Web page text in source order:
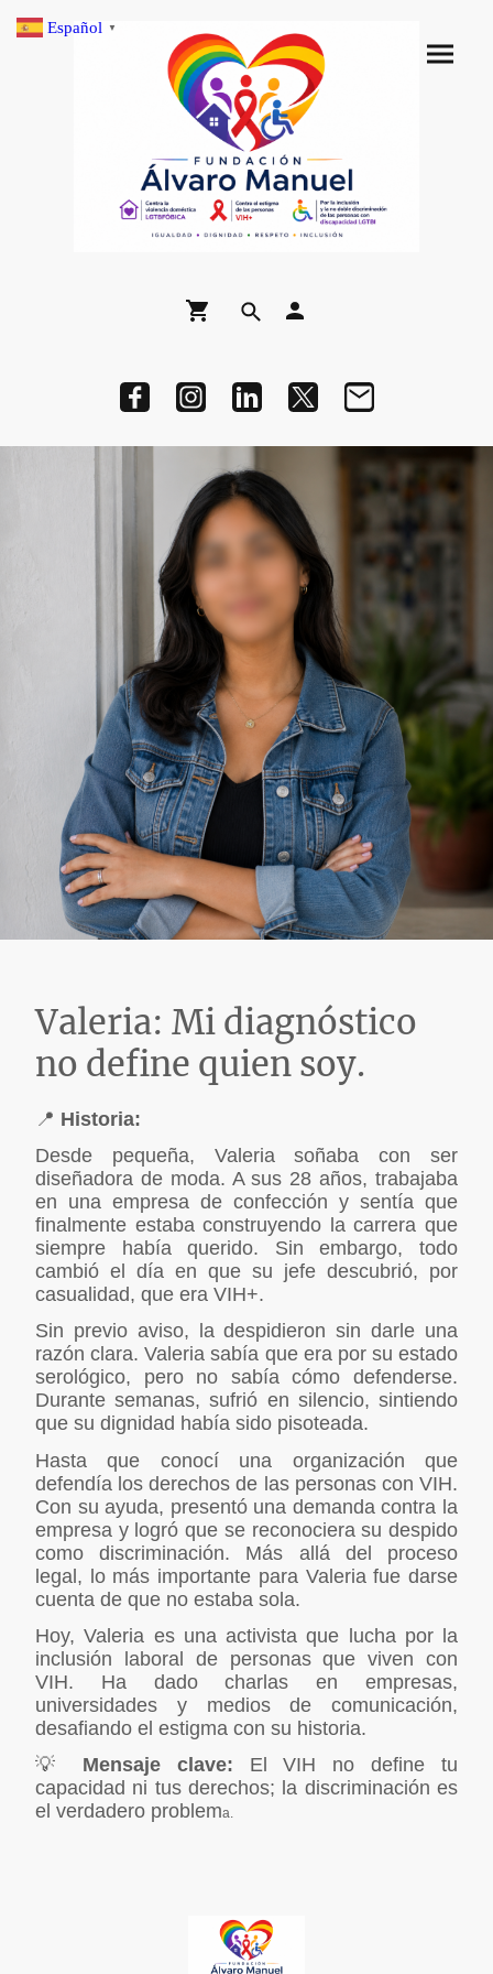
Valeria: Mi diagnóstico
no define quien soy.
📍 Historia:
Desde pequeña, Valeria soñaba con ser
diseñadora de moda. A sus 28 años, trabajaba
en una empresa de confección y sentía que
finalmente estaba construyendo la carrera que
siempre había querido. Sin embargo, todo
cambió el día en que su jefe descubrió, por
casualidad, que era VIH+.
Sin previo aviso, la despidieron sin darle una
razón clara. Valeria sabía que era por su estado
serológico, pero no sabía cómo defenderse.
Durante semanas, sufrió en silencio, sintiendo
que su dignidad había sido pisoteada.
Hasta que conocí una organización que
defendía los derechos de las personas con VIH.
Con su ayuda, presentó una demanda contra la
empresa y logró que se reconociera su despido
como discriminación. Más allá del proceso
legal, lo más importante para Valeria fue darse
cuenta de que no estaba sola.
Hoy, Valeria es una activista que lucha por la
inclusión laboral de personas que viven con
VIH. Ha dado charlas en empresas,
universidades y medios de comunicación,
desafiando el estigma con su historia.
💡 Mensaje clave: El VIH no define tu
capacidad ni tus derechos; la discriminación es
el verdadero problema.
Español ▼